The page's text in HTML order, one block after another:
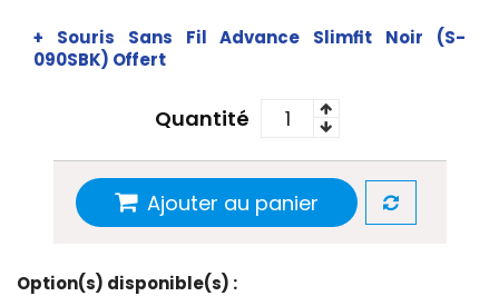
+ Souris Sans Fil Advance Slimfit Noir (S-
090SBK) Offert
Quantité
Ajouter au panier
Option(s) disponible(s) :